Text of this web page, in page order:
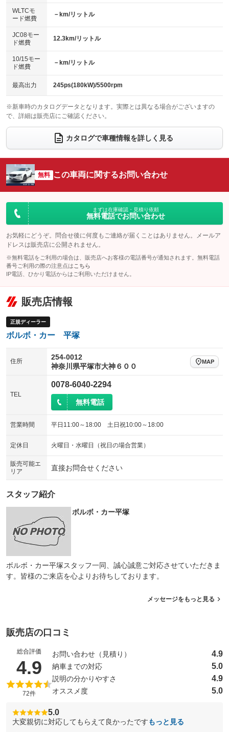
センターデフロック
：装備なし
電動格納ミラー
：装備あり
エアロ
：装備なし
ローダウン
：装備なし
ベンチシート
：装備なし
チップアップシート
：装備なし
電動格納サードシート
：装備なし シートヒーター
：装備あり
ウォークスルー
電動リアゲート フロントカメラ
：装備なし
シートエアコン
：装備なし 全周囲カメラ
：装備なし
サイドカメラ
：装備なし ルーフレール
：装備あり
エアサスペンション ヘッドライトウォッシャー
WLTCモ
ード燃費
－km/リットル
JC08モー
ド燃費
12.3km/リットル
10/15モー
ド燃費
－km/リットル
最高出力 245ps(180kW)/5500rpm
※新車時のカタログデータとなります。実際とは異なる場合がございますの
で、詳細は販売店にご確認ください。
カタログで車種情報を詳しく見る
無料 この車両に関するお問い合わせ
まずは在庫確認・見積り依頼
無料電話でお問い合わせ
お気軽にどうぞ。問合せ後に何度もご連絡が届くことはありません。メールア
ドレスは販売店に公開されません。
※無料電話をご利用の場合は、販売店へお客様の電話番号が通知されます。無料電話
番号ご利用の際の注意点は こちら
IP電話、ひかり電話からはご利用いただけません。
販売店情報
正規ディーラー
ボルボ・カー 平塚
住所
254-0012
神奈川県平塚市大神６００
MAP
TEL
0078-6040-2294
無料電話
営業時間 平日11:00～18:00 土日祝10:00～18:00
定休日 火曜日・水曜日（祝日の場合営業）
販売可能エ
リア
直接お問合せください
スタッフ紹介
ボルボ・カー平塚
ボルボ・カー平塚スタッフ一同、誠心誠意ご対応させていただきま
す。皆様のご来店を心よりお待ちしております。
メッセージをもっと見る
販売店の口コミ
総合評価
4.9 （5点満点中）
72件
お問い合わせ（見積り） 4.9
納車までの対応 5.0
説明の分かりやすさ 4.9
オススメ度 5.0
5.0
大変親切に対応してもらえて良かったですもっと見る